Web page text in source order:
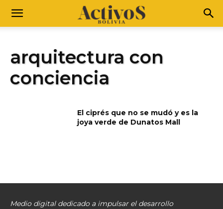
arquitectura con
conciencia
El ciprés que no se mudó y es la
joya verde de Dunatos Mall
Medio digital dedicado a impulsar el desarrollo